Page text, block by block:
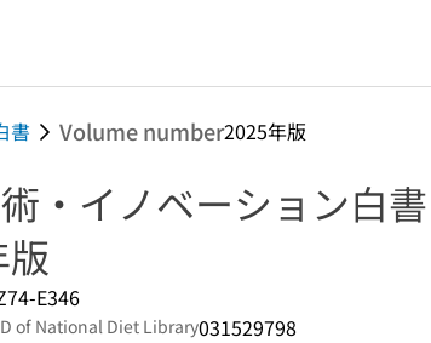
書 Volume number2025年版
・イノベーション白書
E346
of National Diet Library031529798